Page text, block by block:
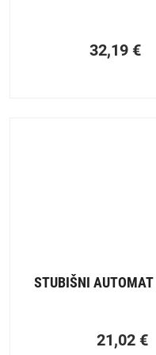
32,19 €
STUBIŠNI
21,02 €